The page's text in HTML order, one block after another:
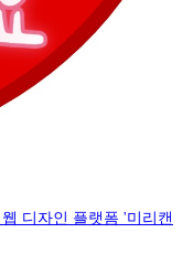
디자인 플랫폼 '미리캔